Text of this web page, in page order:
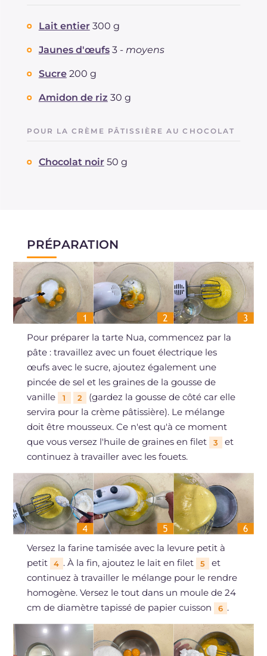
Lait entier 300 g
Jaunes d'œufs 3 - moyens
Sucre 200 g
Amidon de riz 30 g
POUR LA CRÈME PÂTISSIÈRE AU CHOCOLAT
Chocolat noir 50 g
PRÉPARATION
Pour préparer la tarte Nua, commencez par la
pâte : travaillez avec un fouet électrique les
œufs avec le sucre, ajoutez également une
pincée de sel et les graines de la gousse de
vanille
1 2
(gardez la gousse de côté car elle
servira pour la crème pâtissière). Le mélange
doit être mousseux. Ce n'est qu'à ce moment
que vous versez l'huile de graines en filet
3
et
continuez à travailler avec les fouets.
Versez la farine tamisée avec la levure petit à
petit
4 . À la fin, ajoutez le lait en filet 5
et
continuez à travailler le mélange pour le rendre
homogène. Versez le tout dans un moule de 24
cm de diamètre tapissé de papier cuisson
6 .